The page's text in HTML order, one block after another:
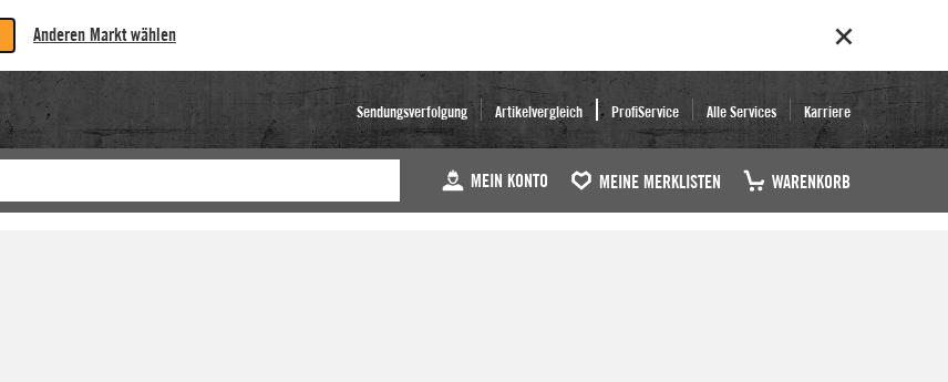
Anderen Markt wählen
Sendungsverfolgung Artikelvergleich ProfiService Alle Services Karriere
MEIN KONTO MEINE MERKLISTEN WARENKORB